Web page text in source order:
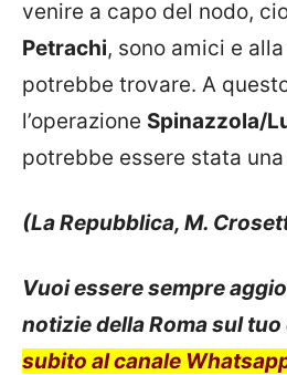
venire a capo del nodo,
Petrachi, sono amici e
potrebbe trovare. A
l’operazione Spinazzola/
potrebbe essere stata
(La Repubblica, M.
Vuoi essere sempre
notizie della Roma sul
subito al canale